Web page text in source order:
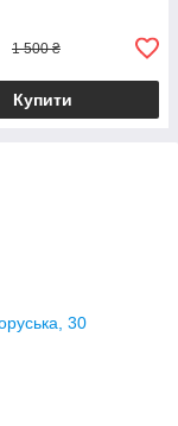
1 500 ₴
Купити
30